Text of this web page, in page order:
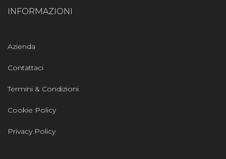
INFORMAZIONI
Azienda
Contattaci
Termini & Condizioni
Cookie Policy
Privacy Policy